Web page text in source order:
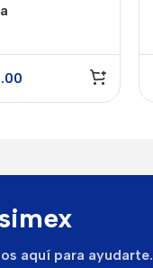
aquí para ayudarte.